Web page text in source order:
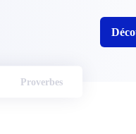
Proverbes